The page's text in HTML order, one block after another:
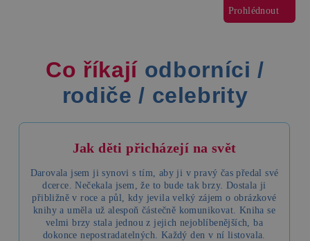
Prohlédnout
Prohlédnout
Co říkají odborníci /
rodiče / celebrity
Jak děti přicházejí na svět
Darovala jsem ji synovi s tím, aby ji v pravý čas předal své
dcerce. Nečekala jsem, že to bude tak brzy. Dostala ji
přibližně v roce a půl, kdy jevila velký zájem o obrázkové
knihy a uměla už alespoň částečně komunikovat. Kniha se
velmi brzy stala jednou z jejich nejoblíbenějších, ba
dokonce nepostradatelných. Každý den v ní listovala.